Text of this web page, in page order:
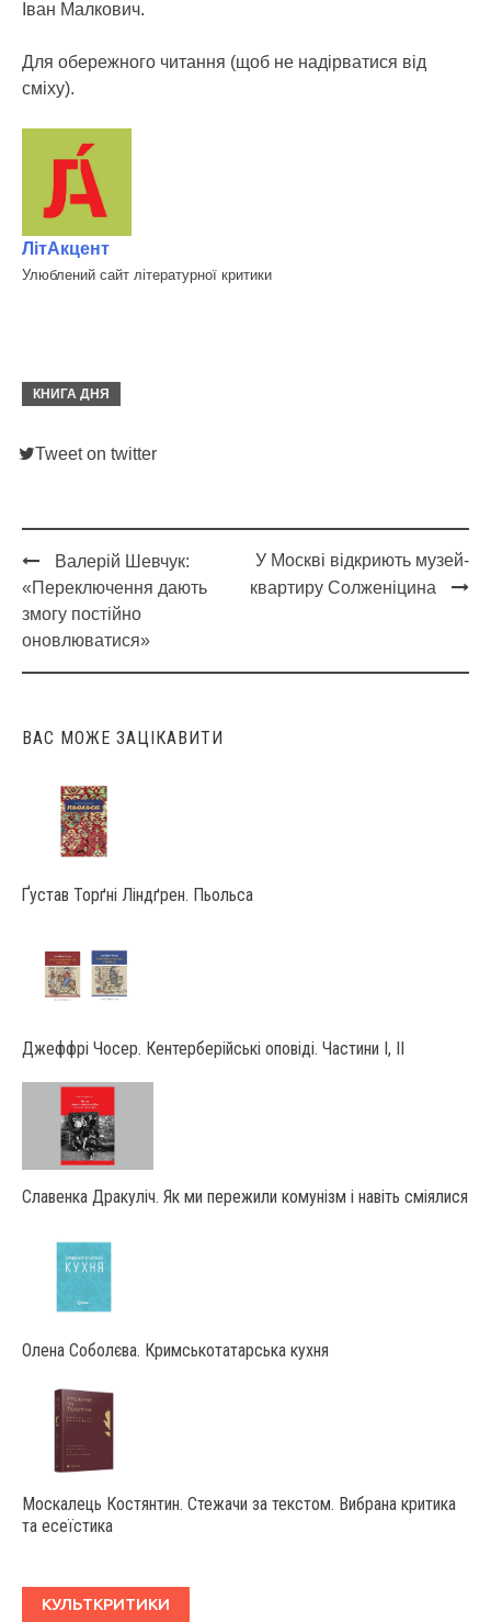
Іван Малкович.
Для обережного читання (щоб не надірватися від
сміху).
ЛітАкцент
Улюблений сайт літературної критики
КНИГА ДНЯ
Tweet on twitter
Post
navigation
Валерій Шевчук:
«Переключення дають
змогу постійно
оновлюватися»
У Москві відкриють музей-
квартиру Солженіцина
ВАС МОЖЕ ЗАЦІКАВИТИ
Ґустав Торґні Ліндґрен. Пьольса
Джеффрі Чосер. Кентерберійські оповіді. Частини І, ІІ
Славенка Дракуліч. Як ми пережили комунізм і навіть сміялися
Олена Соболєва. Кримськотатарська кухня
Москалець Костянтин. Стежачи за текстом. Вибрана критика
та есеїстика
КУЛЬТКРИТИКИ